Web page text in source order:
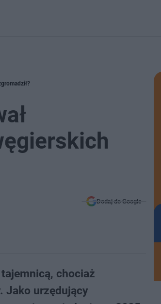
Dodaj do Google
chociaż
Jako urzędujący